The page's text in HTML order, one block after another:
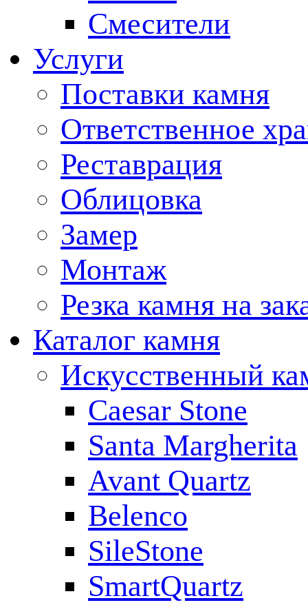
Смесители
Услуги
Поставки камня
Ответственное
Реставрация
Облицовка
Замер
Монтаж
Резка камня на
Каталог камня
Искусственный
Caesar Stone
Santa Margherita
Avant Quartz
Belenco
SileStone
SmartQuartz